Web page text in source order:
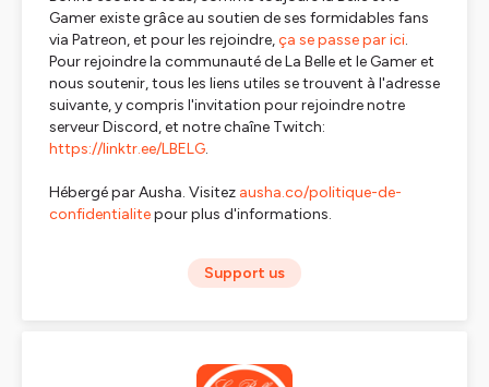
Gamer existe grâce au soutien de ses formidables fans
via Patreon, et pour les rejoindre,ça se passe par ici.
Pour rejoindre la communauté de La Belle et le Gamer et
nous soutenir, tous les liens utiles se trouvent à l'adresse
suivante, y compris l'invitation pour rejoindre notre
serveur Discord, et notre chaîne Twitch:
https://linktr.ee/LBELG.
Hébergé par Ausha. Visitez ausha.co/politique-de-
confidentialitepour plus d'informations.
Support us